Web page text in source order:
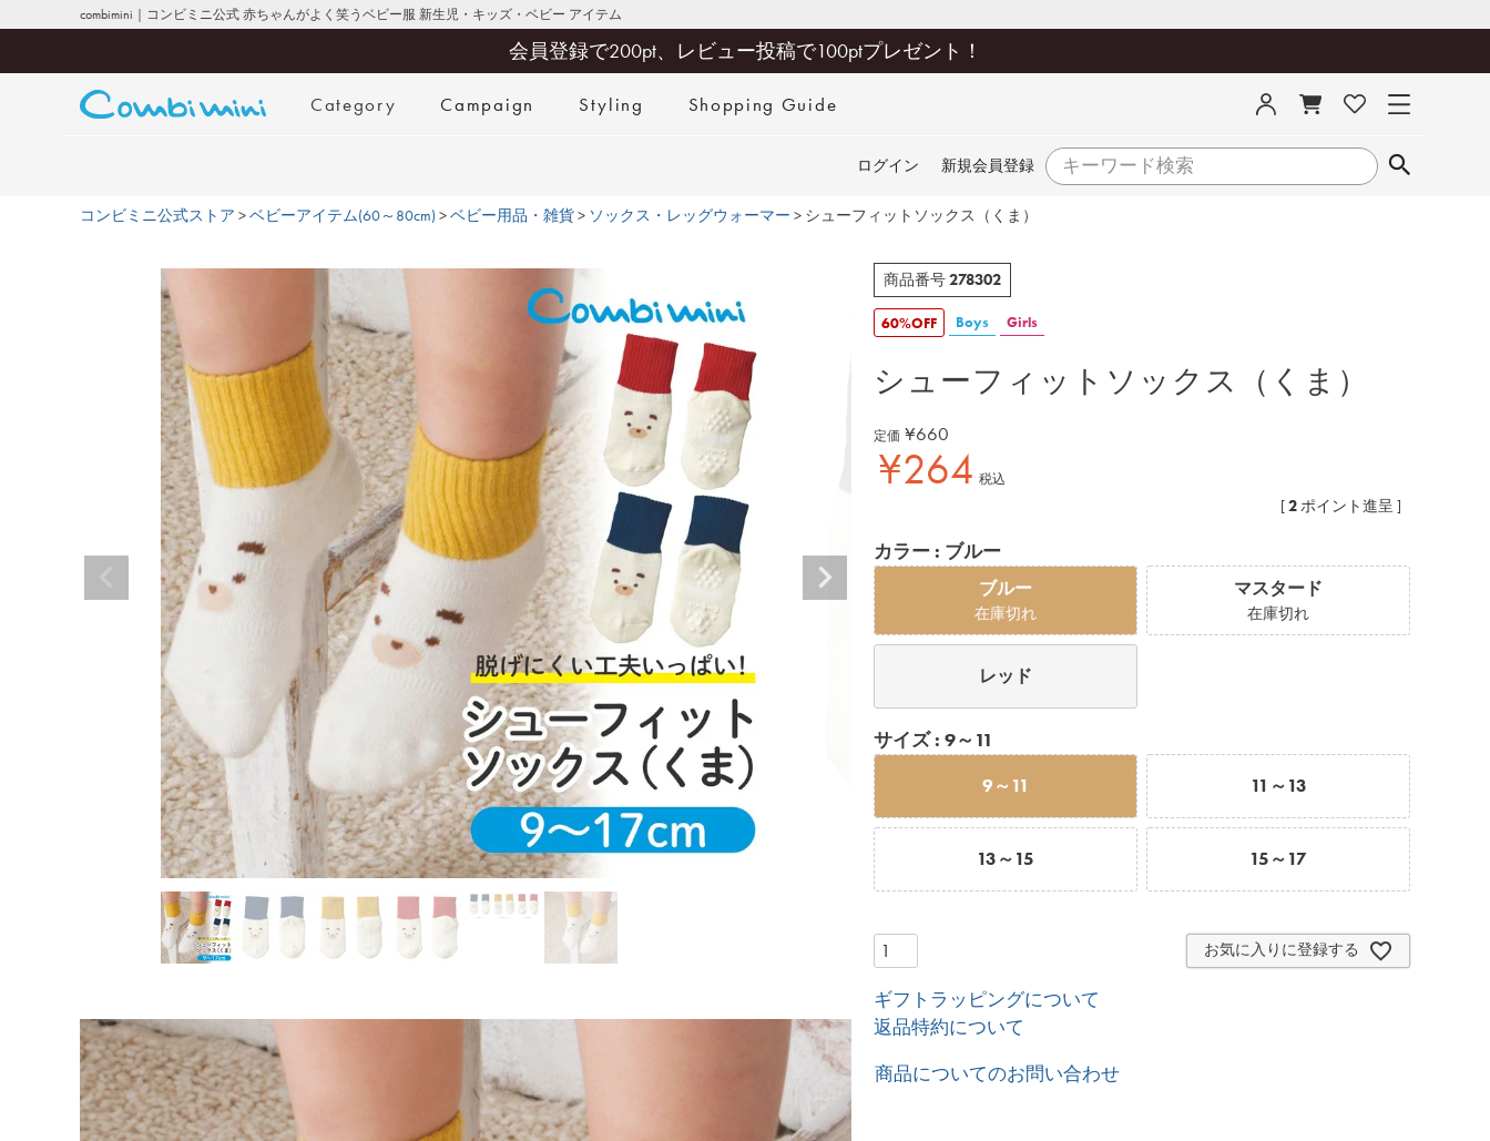
combimini｜コンビミニ公式 赤ちゃんがよく笑うベビー服 新生児・キッズ・ベビー アイテム
会員登録で200pt、レビュー投稿で100ptプレゼント！
Category Campaign Styling Shopping Guide
ログイン 新規会員登録
検索
コンビミニ公式ストア ベビーアイテム(60～80cm) ベビー用品・雑貨 ソックス・レッグウォーマー シューフィットソックス（くま）
商品番号278302
60%OFF Boys Girls
シューフィットソックス（くま）
定価 ¥660
¥264 税込
[2ポイント進呈 ]
カラー ブルー
ブルー
在庫切れ
マスタード
在庫切れ
レッド
サイズ 9～11
9～11 11～13
13～15 15～17
お気に入りに登録する
ギフトラッピングについて
返品特約について
商品についてのお問い合わせ